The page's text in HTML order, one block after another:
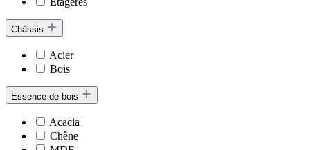
Châssis
Acier
Bois
Essence de bois
Acacia
Chêne